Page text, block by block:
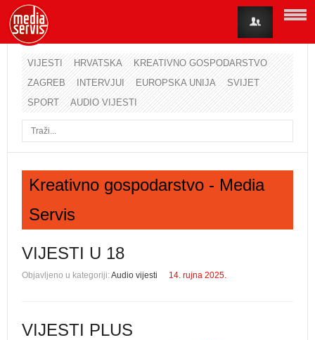
VIJESTI HRVATSKA
KREATIVNO GOSPODARSTVO
ZAGREB
INTERVJUI EUROPSKA UNIJA
SVIJET
SPORT
AUDIO VIJESTI
Kreativno gospodarstvo - Media
Servis
VIJESTI U 18
Objavljeno u kategoriji:Audio vijesti 14. rujna 2025.
VIJESTI PLUS
Korisničko ime
Lozinka